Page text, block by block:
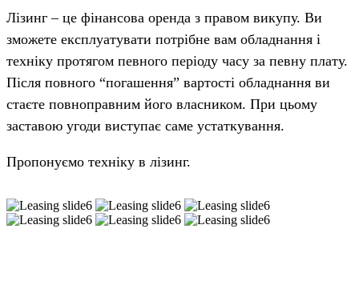
Лізинг – це фінансова оренда з правом викупу. Ви
зможете експлуатувати потрібне вам обладнання і
техніку протягом певного періоду часу за певну плату.
Після повного “погашення” вартості обладнання ви
стаєте повноправним його власником. При цьому
заставою угоди виступає саме устаткування.
Пропонуємо техніку в лізинг.